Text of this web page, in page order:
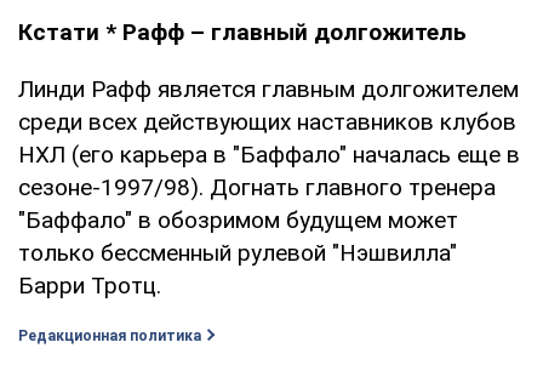
Кстати * Рафф – главный долгожитель
Линди Рафф является главным долгожителем
среди всех действующих наставников клубов
НХЛ (его карьера в "Баффало" началась еще в
сезоне-1997/98). Догнать главного тренера
"Баффало" в обозримом будущем может
только бессменный рулевой "Нэшвилла"
Барри Тротц.
Редакционная политика